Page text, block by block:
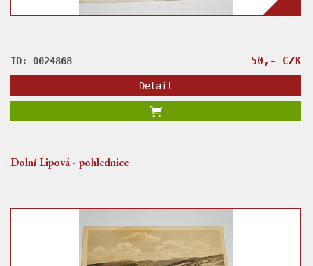
ID: 0024868 50,- CZK
Detail
Dolní Lipová - pohlednice